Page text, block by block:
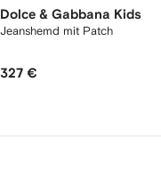
Dolce & Gabbana Kids
Jeanshemd mit Patch
327 €